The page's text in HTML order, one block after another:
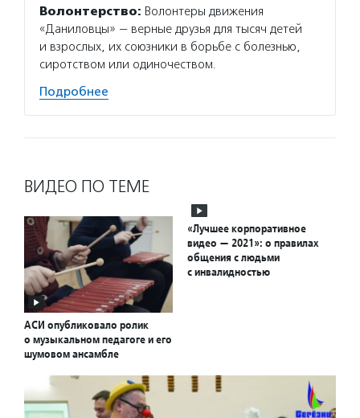
Волонтерство: Волонтеры движения
«Даниловцы» — верные друзья для тысяч детей
и взрослых, их союзники в борьбе с болезнью,
сиротством или одиночеством.
Подробнее
ВИДЕО ПО ТЕМЕ
АСИ опубликовало ролик
о музыкальном педагоге и его
шумовом ансамбле
«Лучшее корпоративное
видео — 2021»: о правилах
общения с людьми
с инвалидностью